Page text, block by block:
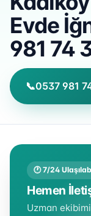
Evde
981 74
📞0537 981
🕐 7/24
Hemen
Uzman